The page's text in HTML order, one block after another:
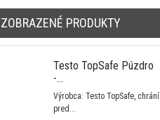
ZOBRAZENÉ PRODUKTY
Testo TopSafe Púzdro
-...
Výrobca: Testo TopSafe, chrání
pred...